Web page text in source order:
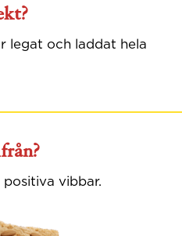
legat och laddat hela
vibbar.